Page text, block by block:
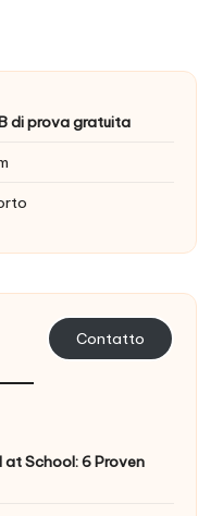
di prova gratuita
Contatto
at School: 6 Proven